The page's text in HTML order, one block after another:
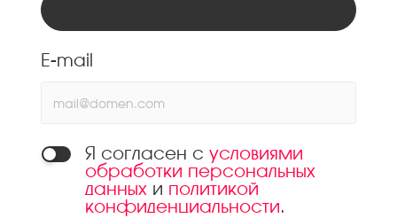
E-mail
Я согласен с условиями
обработки персональных
данных и политикой
конфиденциальности.